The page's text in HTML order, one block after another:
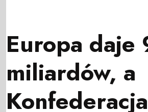
Europa daje
miliardów, a